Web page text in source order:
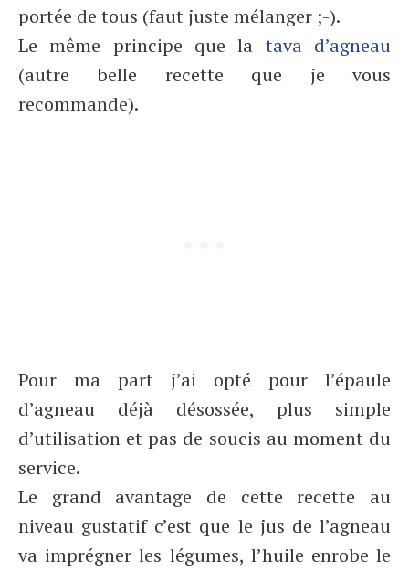
portée de tous (faut juste mélanger ;-).
Le même principe que la tava d’agneau
(autre belle recette que je vous
recommande).
Pour ma part j’ai opté pour l’épaule
d’agneau déjà désossée, plus simple
d’utilisation et pas de soucis au moment du
service.
Le grand avantage de cette recette au
niveau gustatif c’est que le jus de l’agneau
va imprégner les légumes, l’huile enrobe le